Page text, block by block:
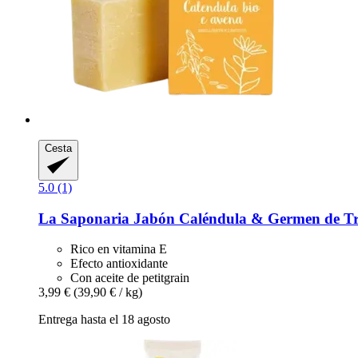
Cesta
5.0 (1)
La Saponaria Jabón Caléndula & Germen de
Rico en vitamina E
Efecto antioxidante
Con aceite de petitgrain
3,99 € (39,90 € / kg)
Entrega hasta el 18 agosto